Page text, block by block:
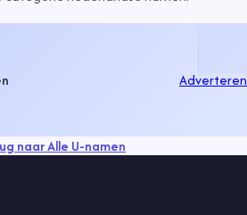
Adverteren
naarAlle U-namen